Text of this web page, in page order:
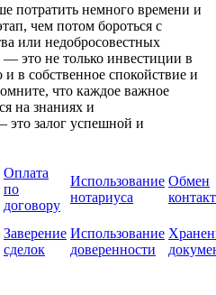
потратить немного времени и
чем потом бороться с
или недобросовестных
это не только инвестиции в
в собственное спокойствие и
что каждое важное
на знаниях и
это залог успешной и
Оплата
по
договору
Использование
нотариуса
Обмен
Заверение
сделок
Использование
доверенности